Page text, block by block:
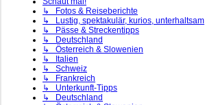
↳ Fotos & Reiseberichte
↳ Lustig, spektakulär, kurios, unterhaltsam
↳ Pässe & Streckentipps
↳ Deutschland
↳ Österreich & Slowenien
↳ Italien
↳ Schweiz
↳ Frankreich
↳ Unterkunft-Tipps
↳ Deutschland